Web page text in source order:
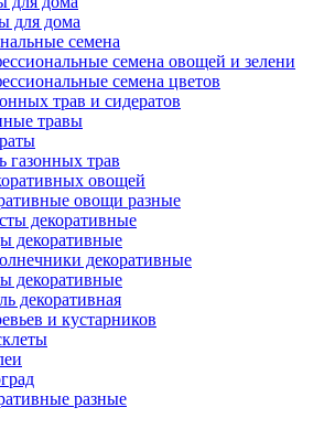
для дома
семена
семена овощей и зелени
семена цветов
трав и сидератов
травы
газонных трав
овощей
овощи разные
декоративные
декоративные
декоративные
декоративные
декоративная
и кустарников
разные